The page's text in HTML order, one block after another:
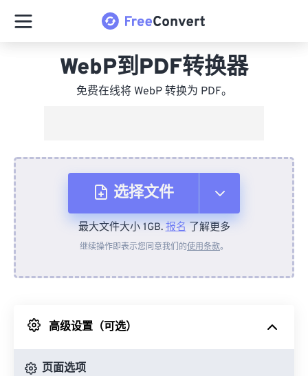
WebP到PDF转换器
免费在线将 WebP 转换为 PDF。
选择文件
从设备
来自 Google Drive
最大文件大小 1GB.报名了解更多
继续操作即表示您同意我们的使用条款。
高级设置（可选）
页面选项